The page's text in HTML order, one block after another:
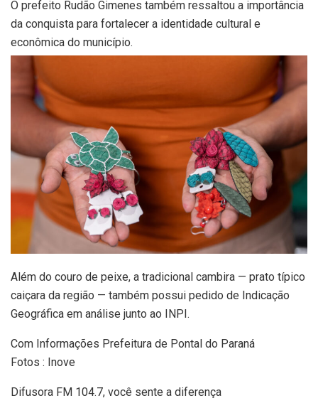
O prefeito Rudão Gimenes também ressaltou a importância
da conquista para fortalecer a identidade cultural e
econômica do município.
Além do couro de peixe, a tradicional cambira — prato típico
caiçara da região — também possui pedido de Indicação
Geográfica em análise junto ao INPI.
Com Informações Prefeitura de Pontal do Paraná
Fotos : Inove
Difusora FM 104.7, você sente a diferença